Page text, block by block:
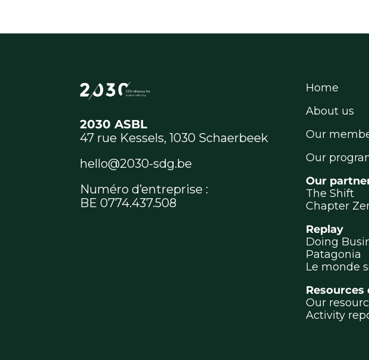
2030 ASBL
47 rue Kessels, 1030 Schaerbeek
hello@2030-sdg.be
Numéro d’entreprise :
BE 0774.437.508
Home
About us
Our
Our
Our
The Shift
Chapter
Replay
Doing
Patagonia
Le monde
Our
Activity